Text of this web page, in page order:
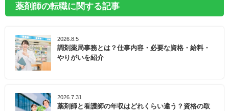
薬剤師の転職に関する記事
2026.8.5
調剤薬局事務とは？仕事内容・必要な資格・給料・
やりがいを紹介
2026.7.31
薬剤師と看護師の年収はどれくらい違う？資格の取